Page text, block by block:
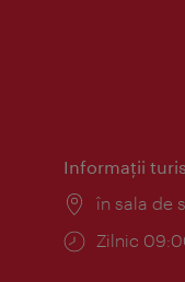
Informaţii
Locul:
în sala de
Program:
Zilnic